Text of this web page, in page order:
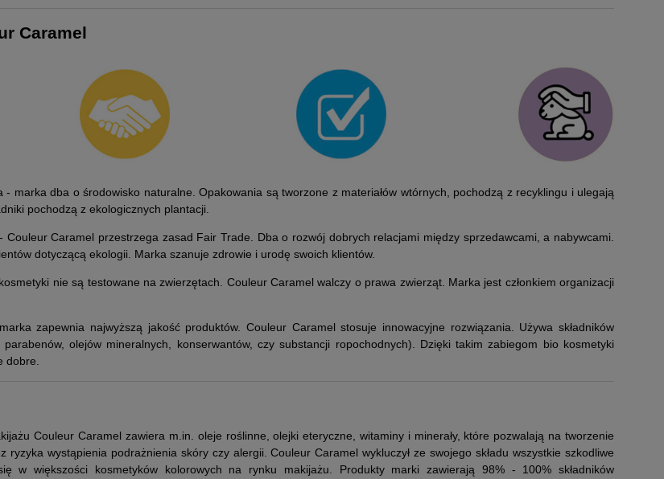
do
i
zł
BEMAbio krem uelastyczniający
na rozstępy z Centellą Azjatycką i
63,00 zł
Cena regularna:68,00 zł
Najniższa cena: 68,00 zł
DO KOSZYKA
Paletka Perfect Complexion n°41
Sunset Couleur Caramel
161,50 zł
Najniższa cena: 112,70 zł
DO KOSZYKA
Pomadka do ust 516 Chestnut
Couleur Caramel * kol AW2024/
65,70 zł
Najniższa cena: 73,00 zł
Caramel
- marka dba o środowisko naturalne. Opakowania są tworzone z materiałów wtórnych, pochodzą z recyklingu i ulegają
pochodzą z ekologicznych plantacji.
- Couleur Caramel przestrzega zasad Fair Trade. Dba o rozwój dobrych relacjami między sprzedawcami, a nabywcami.
dotyczącą ekologii. Marka szanuje zdrowie i urodę swoich klientów.
nie są testowane na zwierzętach. Couleur Caramel walczy o prawa zwierząt. Marka jest członkiem organizacji
zapewnia najwyższą jakość produktów. Couleur Caramel stosuje innowacyjne rozwiązania. Używa składników
olejów mineralnych, konserwantów, czy substancji ropochodnych). Dzięki takim zabiegom bio kosmetyki
dobre.
Couleur Caramel zawiera m.in. oleje roślinne, olejki eteryczne, witaminy i minerały, które pozwalają na tworzenie
ryzyka wystąpienia podrażnienia skóry czy alergii. Couleur Caramel wykluczył ze swojego składu wszystkie szkodliwe
w większości kosmetyków kolorowych na rynku makijażu. Produkty marki zawierają 98% - 100% składników